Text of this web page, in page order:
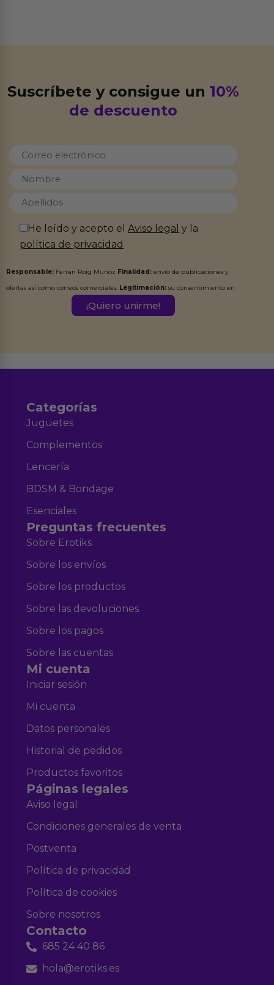
Suscríbete y consigue un10%
de descuento
He leído y acepto elAviso legal y la
política de privacidad
Responsable: Ferran Roig Muñoz Finalidad: envío de publicaciones y
ofertas así como correos comerciales. Legitimación: su consentimiento en
Destinatarios:Ferran Roig Muñoz. Podrás ejercer tus
Categorías
Juguetes
Complementos
Lencería
BDSM & Bondage
Esenciales
Preguntas frecuentes
Sobre Erotiks
Sobre los envíos
Sobre los productos
Sobre las devoluciones
Sobre los pagos
Sobre las cuentas
Mi cuenta
Iniciar sesión
Mi cuenta
Datos personales
Historial de pedidos
Productos favoritos
Páginas legales
Aviso legal
Condiciones generales de venta
Postventa
Política de privacidad
Política de cookies
Sobre nosotros
Contacto
685 24 40 86
hola@erotiks.es